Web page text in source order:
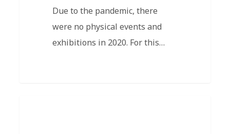
Due to the pandemic, there
were no physical events and
exhibitions in 2020. For this…